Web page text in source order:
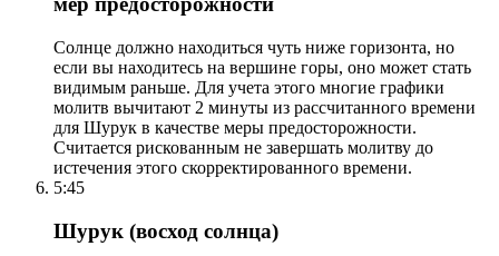
Солнце должно находиться чуть ниже горизонта, но
если вы находитесь на вершине горы, оно может стать
видимым раньше. Для учета этого многие графики
молитв вычитают 2 минуты из рассчитанного времени
для Шурук в качестве меры предосторожности.
Считается рискованным не завершать молитву до
истечения этого скорректированного времени.
5:45
Шурук (восход солнца)